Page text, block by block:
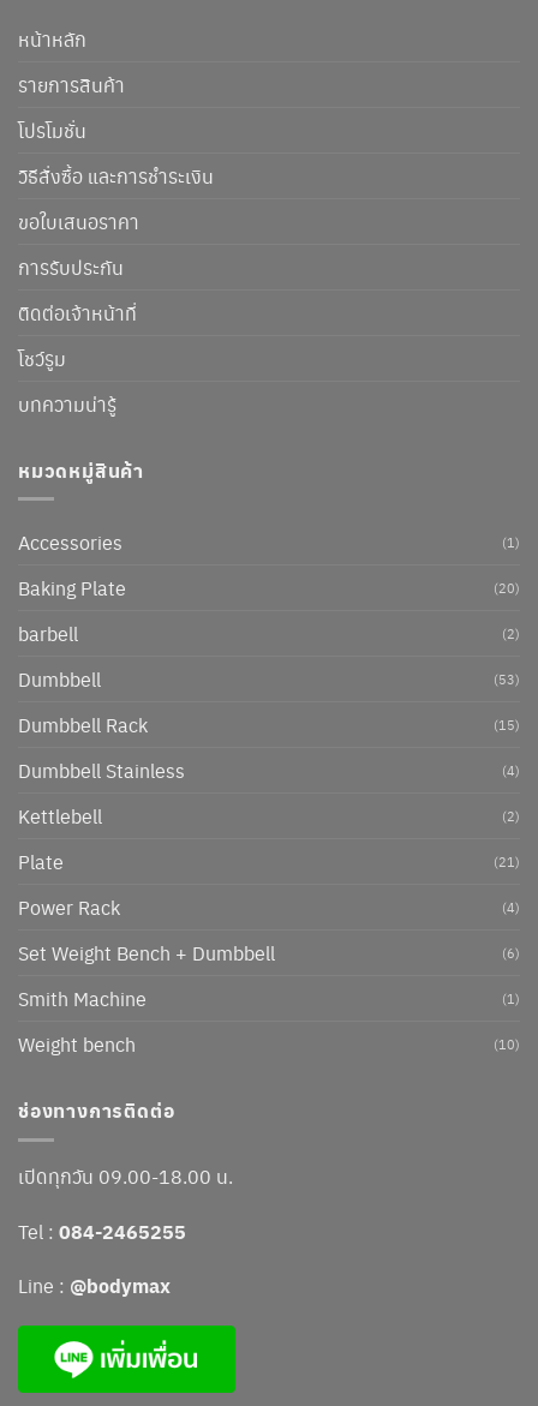
หน้าหลัก
รายการสินค้า
โปรโมชั่น
วิธีสั่งซื้อ และการชำระเงิน
ขอใบเสนอราคา
การรับประกัน
ติดต่อเจ้าหน้าที่
โชว์รูม
บทความน่ารู้
หมวดหมู่สินค้า
Accessories (1)
Baking Plate (20)
barbell (2)
Dumbbell (53)
Dumbbell Rack (15)
Dumbbell Stainless (4)
Kettlebell (2)
Plate (21)
Power Rack (4)
Set Weight Bench + Dumbbell (6)
Smith Machine (1)
Weight bench (10)
ช่องทางการติดต่อ
เปิดทุกวัน 09.00-18.00 น.
Tel : 084-2465255
Line : @bodymax